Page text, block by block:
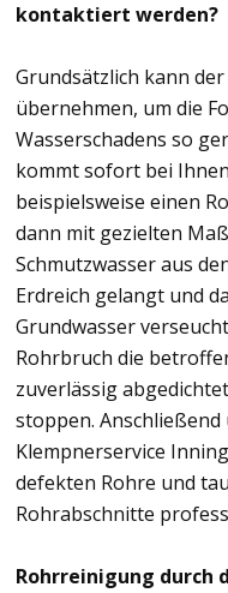
kontaktiert werden?
Grundsätzlich kann
übernehmen, um die
Wasserschadens so
kommt sofort bei
beispielsweise einen
dann mit gezielten
Schmutzwasser aus
Erdreich gelangt und
Grundwasser
Rohrbruch die
zuverlässig
stoppen.
Klempnerservice
defekten Rohre und
Rohrabschnitte
Rohrreinigung durch